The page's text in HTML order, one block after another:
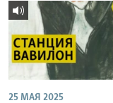
25 МАЯ 2025